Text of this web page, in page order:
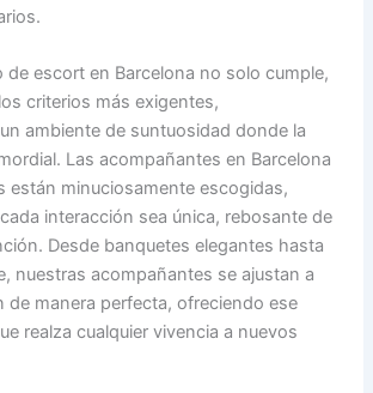
de escort en Barcelona no solo cumple,
criterios más exigentes,
ambiente de suntuosidad donde la
Las acompañantes en Barcelona
están minuciosamente escogidas,
interacción sea única, rebosante de
Desde banquetes elegantes hasta
nuestras acompañantes se ajustan a
de manera perfecta, ofreciendo ese
realza cualquier vivencia a nuevos